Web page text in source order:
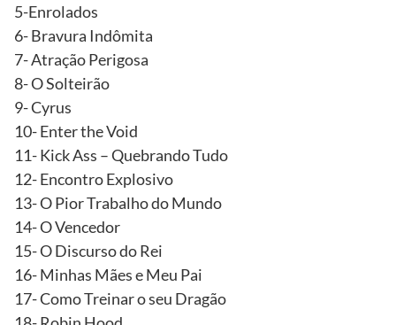
5-Enrolados
6- Bravura Indômita
7- Atração Perigosa
8- O Solteirão
9- Cyrus
10- Enter the Void
11- Kick Ass – Quebrando Tudo
12- Encontro Explosivo
13- O Pior Trabalho do Mundo
14- O Vencedor
15- O Discurso do Rei
16- Minhas Mães e Meu Pai
17- Como Treinar o seu Dragão